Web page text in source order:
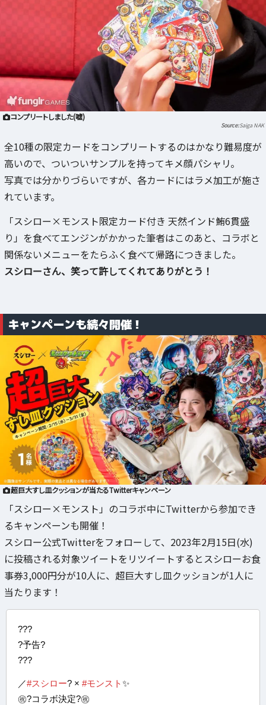
コンプリートしました(嘘)
Saiga NAK
全10種の限定カードをコンプリートするのはかなり難易度が
高いので、ついついサンプルを持ってキメ顔パシャリ。
写真では分かりづらいですが、各カードにはラメ加工が施さ
れています。
「スシロー×モンスト限定カード付き 天然インド鮪6貫盛
り」を食べてエンジンがかかった筆者はこのあと、コラボと
関係ないメニューをたらふく食べて帰路につきました。
スシローさん、笑って許してくれてありがとう！
キャンペーンも続々開催！
超巨大すし皿クッションが当たるTwitterキャンペーン
「スシロー×モンスト」のコラボ中にTwitterから参加でき
るキャンペーンも開催！
スシロー公式Twitterをフォローして、2023年2月15日(水)
に投稿される対象ツイートをリツイートするとスシローお食
事券3,000円分が10人に、超巨大すし皿クッションが1人に
当たります！
???
?予告?
???
／#スシロー? × #モンスト✨
㊗?コラボ決定?㊗